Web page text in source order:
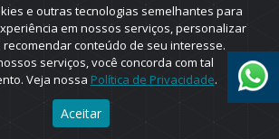
e outras tecnologias semelhantes para
em nossos serviços, personalizar
conteúdo de seu interesse.
serviços, você concorda com tal
Veja nossa Política de Privacidade.
Aceitar